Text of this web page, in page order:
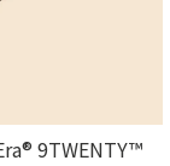
9TWENTY™